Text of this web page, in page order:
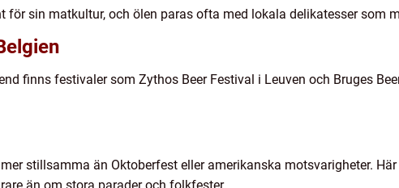
för sin matkultur, och ölen paras ofta med lokala delikatesser som
finns festivaler som Zythos Beer Festival i Leuven och Bruges
stillsamma än Oktoberfest eller amerikanska motsvarigheter.